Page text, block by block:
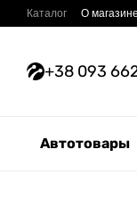
Перейти к
Каталог О магазине
+38 093
Автотовары